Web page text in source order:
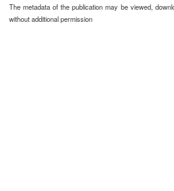
The metadata of the publication may be viewed,
without additional permission